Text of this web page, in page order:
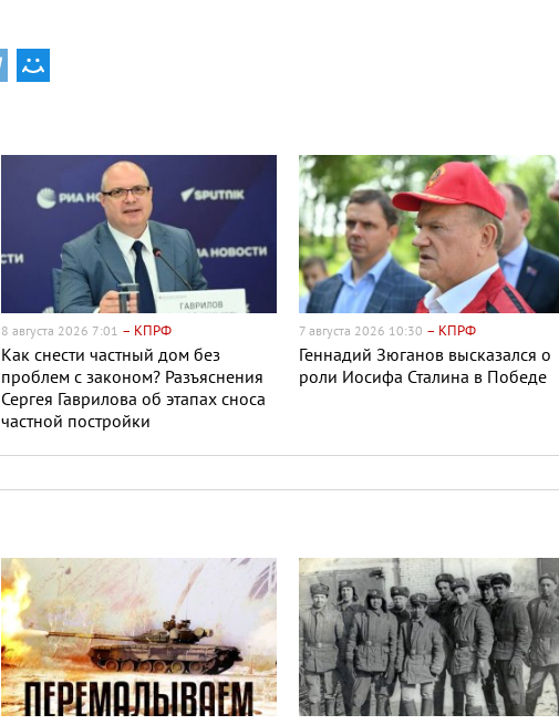
8 августа 2026 7:01 – КПРФ
Как снести частный дом без
проблем с законом? Разъяснения
Сергея Гаврилова об этапах сноса
частной постройки
7 августа 2026 10:30 – КПРФ
Геннадий Зюганов высказался о
роли Иосифа Сталина в Победе